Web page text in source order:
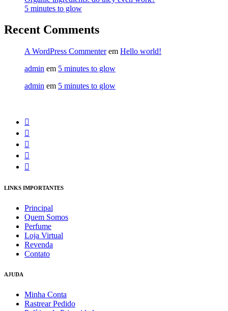
5 minutes to glow
Recent Comments
A WordPress Commenterem Hello world!
admin em 5 minutes to glow
admin em 5 minutes to glow
LINKS IMPORTANTES
Principal
Quem Somos
Perfume
Loja Virtual
Revenda
Contato
AJUDA
Minha Conta
Rastrear Pedido